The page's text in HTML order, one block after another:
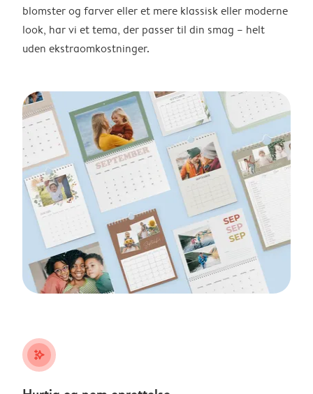
blomster og farver eller et mere klassisk eller moderne
look, har vi et tema, der passer til din smag – helt
uden ekstraomkostninger.
stars_plus